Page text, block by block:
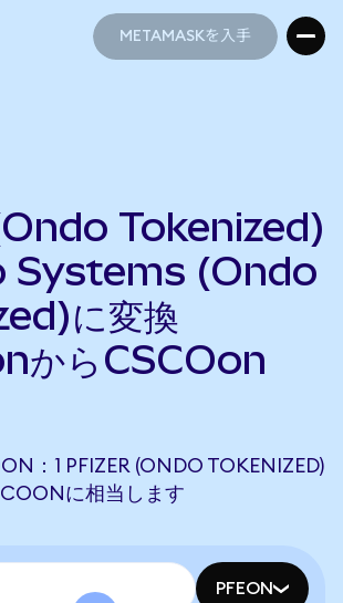
METAMASKを入手
Tokenized)
Systems (Ondo
に変換
からCSCOon
：1 PFIZER (ONDO TOKENIZED)
に相当します
PFEON